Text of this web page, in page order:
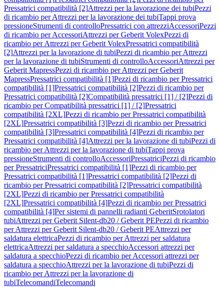
Pressatrici compatibilità [2]Attrezzi per la lavorazione dei tubiPezzi
di ricambio per Attrezzi per la lavorazione dei tubiTappi prova
pressioneStrumenti di controlloPressatrici con attrezziAccessoriPezzi
di ricambio per AccessoriAttrezzi per Geberit VolexPezzi di
ricambio per Attrezzi per Geberit VolexPressatrici compatibilità
[2]Attrezzi per la lavorazione di tubiPezzi di ricambio per Attrezzi
per la lavorazione di tubiStrumenti di controlloAccessoriAttrezzi per
Geberit MapressPezzi di ricambio per Attrezzi per Geberit
MapressPressatrici compatibilità [1]Pezzi di ricambio per Pressatrici
compatibilità [1]Pressatrici compatibilità [2]Pezzi di ricambio per
Pressatrici compatibilità [2]Compatibilità pressatrici [1] / [2]Pezzi di
ricambio per Compatibilità pressatrici [1] / [2]Pressatrici
compatibilità [2XL]Pezzi di ricambio per Pressatrici compatibilità
[2XL]Pressatrici compatibilità [3]Pezzi di ricambio per Pressatrici
compatibilità [3]Pressatrici compatibilità [4]Pezzi di ricambio per
Pressatrici compatibilità [4]Attrezzi per la lavorazione di tubiPezzi di
ricambio per Attrezzi per la lavorazione di tubiTappi prova
pressioneStrumenti di controlloAccessoriPressatriciPezzi di ricambio
per PressatriciPressatrici compatibilità [1]Pezzi di ricambio per
Pressatrici compatibilità [1]Pressatrici compatibilità [2]Pezzi di
ricambio per Pressatrici compatibilità [2]Pressatrici compatibilità
[2XL]Pezzi di ricambio per Pressatrici compatibilità
[2XL]Pressatrici compatibilità [4]Pezzi di ricambio per Pressatrici
compatibilità [4]Per sistemi di pannelli radianti GeberitSrotolatori
tubiAttrezzi per Geberit Silent-db20 / Geberit PEPezzi di ricambio
per Attrezzi per Geberit Silent-db20 / Geberit PEAttrezzi per
saldatura elettricaPezzi di ricambio per Attrezzi per saldatura
elettricaAttrezzi per saldatura a specchioAccessori attrezzi per
saldatura a specchioPezzi di ricambio per Accessori attrezzi per
saldatura a specchioAttrezzi per la lavorazione di tubiPezzi di
ricambio per Attrezzi per la lavorazione di
tubiTelecomandiTelecomandi